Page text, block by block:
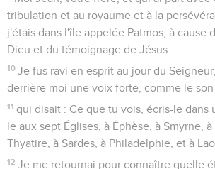
tribulation et au royaume et à la
j'étais dans l'île appelée Patmos, à cause
Dieu et du témoignage de Jésus.
10 Je fus ravi en esprit au jour du
derrière moi une voix forte, comme le
11 qui disait : Ce que tu vois, écris-le dans
le aux sept Églises, à Éphèse, à Smyrne, à
Thyatire, à Sardes, à Philadelphie, et à
12 Je me retournai pour connaître quelle